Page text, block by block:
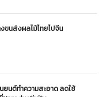
ขนส่งผลไม้ไทยไปจีน
ยนต์ทำความสะอาด ลดใช้